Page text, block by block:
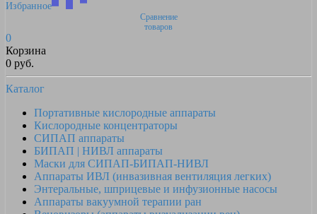
Избранное
Сравнение
товаров
0
Корзина
0 руб.
Каталог
Портативные кислородные аппараты
Кислородные концентраторы
СИПАП аппараты
БИПАП | НИВЛ аппараты
Маски для СИПАП-БИПАП-НИВЛ
Аппараты ИВЛ (инвазивная вентиляция легких)
Энтеральные, шприцевые и инфузионные насосы
Аппараты вакуумной терапии ран